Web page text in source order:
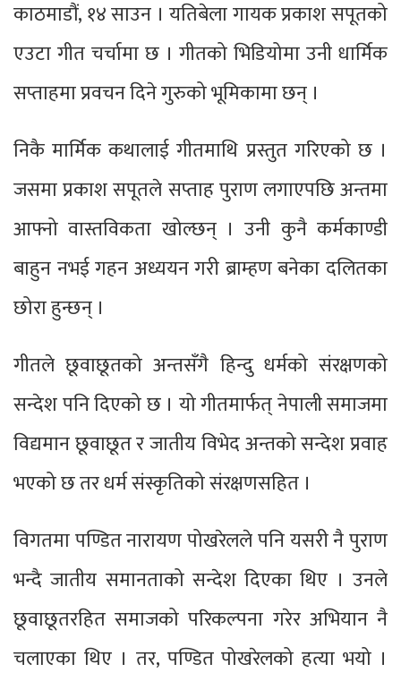
काठमाडौं, १४ साउन । यतिबेला गायक प्रकाश सपूतको
एउटा गीत चर्चामा छ । गीतको भिडियोमा उनी धार्मिक
सप्ताहमा प्रवचन दिने गुरुको भूमिकामा छन् ।
निकै मार्मिक कथालाई गीतमाथि प्रस्तुत गरिएको छ ।
जसमा प्रकाश सपूतले सप्ताह पुराण लगाएपछि अन्तमा
आफ्नो वास्तविकता खोल्छन् । उनी कुनै कर्मकाण्डी
बाहुन नभई गहन अध्ययन गरी ब्राम्हण बनेका दलितका
छोरा हुन्छन् ।
गीतले छूवाछूतको अन्तसँगै हिन्दु धर्मको संरक्षणको
सन्देश पनि दिएको छ । यो गीतमार्फत् नेपाली समाजमा
विद्यमान छूवाछूत र जातीय विभेद अन्तको सन्देश प्रवाह
भएको छ तर धर्म संस्कृतिको संरक्षणसहित ।
विगतमा पण्डित नारायण पोखरेलले पनि यसरी नै पुराण
भन्दै जातीय समानताको सन्देश दिएका थिए । उनले
छूवाछूतरहित समाजको परिकल्पना गरेर अभियान नै
चलाएका थिए । तर, पण्डित पोखरेलको हत्या भयो ।